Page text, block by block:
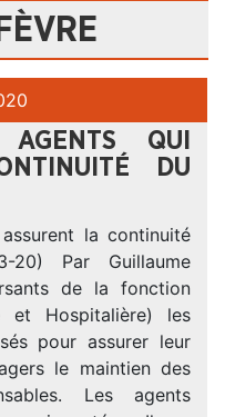
QUI
DU
la continuité
20) Par Guillaume
de la fonction
et Hospitalière) les
pour assurer leur
le maintien des
Les agents